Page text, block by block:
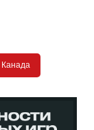
Канада